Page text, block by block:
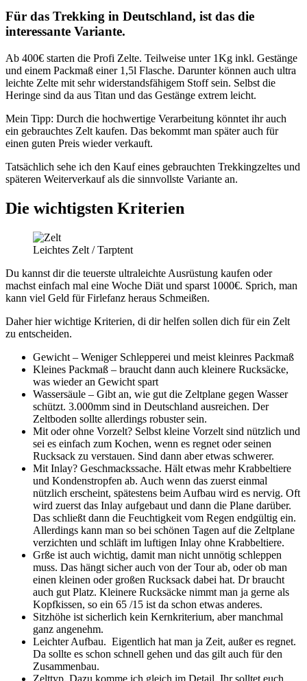
Für das Trekking in Deutschland, ist das die
interessante Variante.
Ab 400€ starten die Profi Zelte. Teilweise unter 1Kg inkl. Gestänge
und einem Packmaß einer 1,5l Flasche. Darunter können auch ultra
leichte Zelte mit sehr widerstandsfähigem Stoff sein. Selbst die
Heringe sind da aus Titan und das Gestänge extrem leicht.
Mein Tipp: Durch die hochwertige Verarbeitung könntet ihr auch
ein gebrauchtes Zelt kaufen. Das bekommt man später auch für
einen guten Preis wieder verkauft.
Tatsächlich sehe ich den Kauf eines gebrauchten Trekkingzeltes und
späteren Weiterverkauf als die sinnvollste Variante an.
Die wichtigsten Kriterien
Leichtes Zelt / Tarptent
Du kannst dir die teuerste ultraleichte Ausrüstung kaufen oder
machst einfach mal eine Woche Diät und sparst 1000€. Sprich, man
kann viel Geld für Firlefanz heraus Schmeißen.
Daher hier wichtige Kriterien, di dir helfen sollen dich für ein Zelt
zu entscheiden.
Gewicht – Weniger Schlepperei und meist kleinres Packmaß
Kleines Packmaß – braucht dann auch kleinere Rucksäcke,
was wieder an Gewicht spart
Wassersäule – Gibt an, wie gut die Zeltplane gegen Wasser
schützt. 3.000mm sind in Deutschland ausreichen. Der
Zeltboden sollte allerdings robuster sein.
Mit oder ohne Vorzelt? Selbst kleine Vorzelt sind nützlich und
sei es einfach zum Kochen, wenn es regnet oder seinen
Rucksack zu verstauen. Sind dann aber etwas schwerer.
Mit Inlay? Geschmackssache. Hält etwas mehr Krabbeltiere
und Kondenstropfen ab. Auch wenn das zuerst einmal
nützlich erscheint, spätestens beim Aufbau wird es nervig. Oft
wird zuerst das Inlay aufgebaut und dann die Plane darüber.
Das schließt dann die Feuchtigkeit vom Regen endgültig ein.
Allerdings kann man so bei schönen Tagen auf die Zeltplane
verzichten und schläft im luftigen Inlay ohne Krabbeltiere.
Grße ist auch wichtig, damit man nicht unnötig schleppen
muss. Das hängt sicher auch von der Tour ab, oder ob man
einen kleinen oder großen Rucksack dabei hat. Dr braucht
auch gut Platz. Kleinere Rucksäcke nimmt man ja gerne als
Kopfkissen, so ein 65 /15 ist da schon etwas anderes.
Sitzhöhe ist sicherlich kein Kernkriterium, aber manchmal
ganz angenehm.
Leichter Aufbau. Eigentlich hat man ja Zeit, außer es regnet.
Da sollte es schon schnell gehen und das gilt auch für den
Zusammenbau.
Zelttyp. Dazu komme ich gleich im Detail. Ihr solltet euch